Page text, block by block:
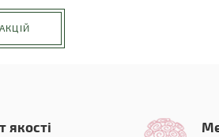
якості